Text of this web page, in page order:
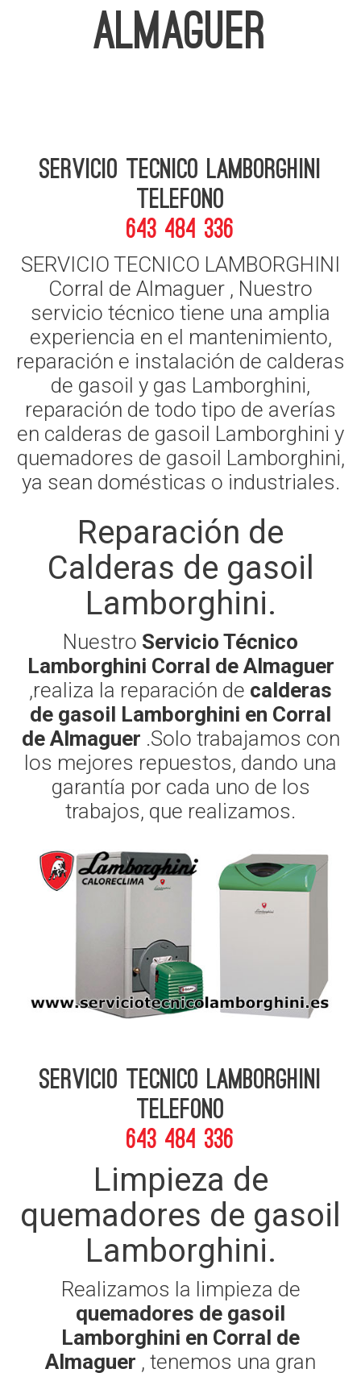
ALMAGUER
Servicio Tecnico Lamborghini
telefono
643 484 336
SERVICIO TECNICO LAMBORGHINI
Corral de Almaguer , Nuestro
servicio técnico tiene una amplia
experiencia en el mantenimiento,
reparación e instalación de calderas
de gasoil y gas Lamborghini,
reparación de todo tipo de averías
en calderas de gasoil Lamborghini y
quemadores de gasoil Lamborghini,
ya sean domésticas o industriales.
Reparación de
Calderas de gasoil
Lamborghini.
Nuestro Servicio Técnico
Lamborghini Corral de Almaguer
,realiza la reparación de calderas
de gasoil Lamborghini en Corral
de Almaguer .Solo trabajamos con
los mejores repuestos, dando una
garantía por cada uno de los
trabajos, que realizamos.
Servicio Tecnico Lamborghini
telefono
643 484 336
Limpieza de
quemadores de gasoil
Lamborghini.
Realizamos la limpieza de
quemadores de gasoil
Lamborghini en Corral de
Almaguer , tenemos una gran